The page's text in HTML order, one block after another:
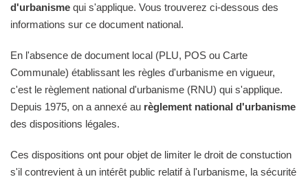
d'urbanisme qui s'applique. Vous trouverez ci-dessous des
informations sur ce document national.
En l'absence de document local (PLU, POS ou Carte
Communale) établissant les règles d'urbanisme en vigueur,
c'est le règlement national d'urbanisme (RNU) qui s'applique.
Depuis 1975, on a annexé au règlement national d'urbanisme
des dispositions légales.
Ces dispositions ont pour objet de limiter le droit de constuction
s'il contrevient à un intérêt public relatif à l'urbanisme, la sécurité